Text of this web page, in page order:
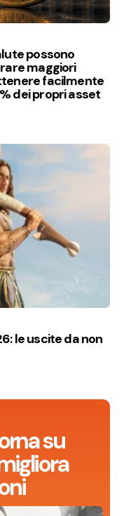
su
possono
maggiori
facilmente
dei propri asset
le uscite da non